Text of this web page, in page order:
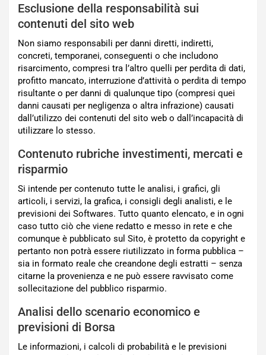
Esclusione della responsabilità sui
contenuti del sito web
Non siamo responsabili per danni diretti, indiretti,
concreti, temporanei, conseguenti o che includono
risarcimento, compresi tra l’altro quelli per perdita di dati,
profitto mancato, interruzione d’attività o perdita di tempo
risultante o per danni di qualunque tipo (compresi quei
danni causati per negligenza o altra infrazione) causati
dall’utilizzo dei contenuti del sito web o dall’incapacità di
utilizzare lo stesso.
Contenuto rubriche investimenti, mercati e
risparmio
Si intende per contenuto tutte le analisi, i grafici, gli
articoli, i servizi, la grafica, i consigli degli analisti, e le
previsioni dei Softwares. Tutto quanto elencato, e in ogni
caso tutto ciò che viene redatto e messo in rete e che
comunque è pubblicato sul Sito, è protetto da copyright e
pertanto non potrà essere riutilizzato in forma pubblica –
sia in formato reale che creandone degli estratti – senza
citarne la provenienza e ne può essere ravvisato come
sollecitazione del pubblico risparmio.
Analisi dello scenario economico e
previsioni di Borsa
Le informazioni, i calcoli di probabilità e le previsioni